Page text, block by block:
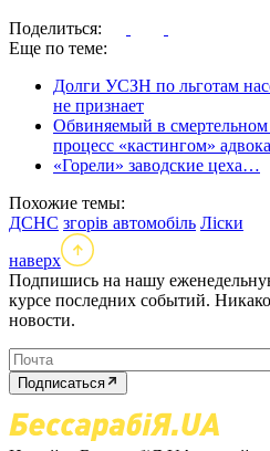
Поделиться:
Еще по теме:
Долги УСЗН по льготам
не признает
Обвиняемый в
процесс «кастингом»
«Горели» заводские цеха…
Похожие темы:
ДСНС згорів автомобіль Ліски
наверх
Подпишись на нашу
курсе последних событий.
новости.
Подписаться